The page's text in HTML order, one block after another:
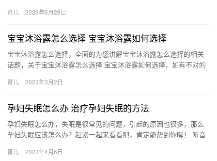
育儿 2023年6月28日
宝宝沐浴露怎么选择 宝宝沐浴露如何选择
宝宝沐浴露怎么选择，全面的为您讲解宝宝沐浴露怎么选择的相关
话题，关于宝宝沐浴露怎么选择 宝宝沐浴露如何选择，如有不对的
育儿 2023年3月2日
孕妇失眠怎么办 治疗孕妇失眠的方法
孕妇失眠怎么办，失眠是很常见的问题，引起的原因也很多，那么
孕妇失眠应该怎么办？赶紧一起来看看吧，肯定能帮到你喔！ 听音
怎…
育儿 2023年4月6日